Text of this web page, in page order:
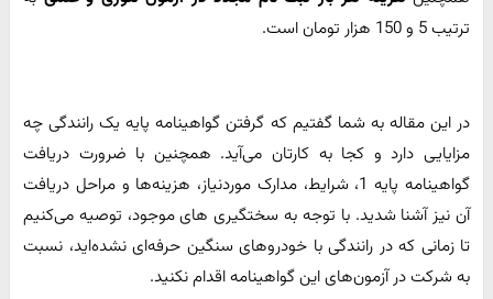
ترتیب 5 و 150 هزار تومان است.
در این مقاله به شما گفتیم که گرفتن گواهینامه پایه یک رانندگی چه
مزایایی دارد و کجا به کارتان می‌آید. همچنین با ضرورت دریافت
گواهینامه پایه 1، شرایط، مدارک موردنیاز، هزینه‌ها و مراحل دریافت
آن نیز آشنا شدید. با توجه به سختگیری های موجود، توصیه می‌کنیم
تا زمانی که در رانندگی با خودروهای سنگین حرفه‌ای نشده‌اید، نسبت
به شرکت در آزمون‌های این گواهینامه اقدام نکنید.